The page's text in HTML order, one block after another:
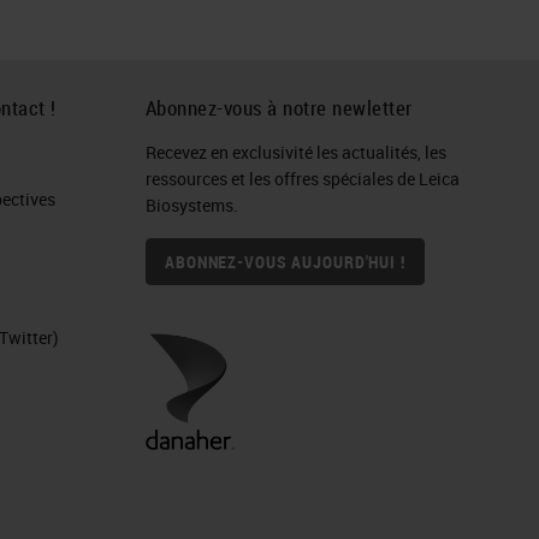
! Abonnez-vous à notre newletter
Recevez en exclusivité les actualités, les
ressources et les offres spéciales de Leica
Biosystems.
ABONNEZ-VOUS AUJOURD'HUI !